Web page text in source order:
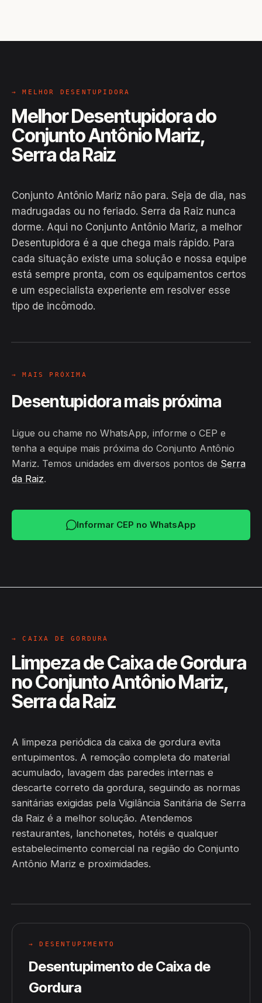
→ MELHOR DESENTUPIDORA
Melhor Desentupidora do
Conjunto Antônio Mariz,
Serra da Raiz
Conjunto Antônio Mariz não para. Seja de dia, nas
madrugadas ou no feriado. Serra da Raiz nunca
dorme. Aqui no Conjunto Antônio Mariz, a melhor
Desentupidora é a que chega mais rápido. Para
cada situação existe uma solução e nossa equipe
está sempre pronta, com os equipamentos certos
e um especialista experiente em resolver esse
tipo de incômodo.
Hiroshiro · Conjunto Antônio Mariz,
→ MAIS PRÓXIMA
Desentupidora mais próxima
Ligue ou chame no WhatsApp, informe o CEP e
tenha a equipe mais próxima do Conjunto Antônio
Mariz. Temos unidades em diversos pontos de Serra
da Raiz.
Informar CEP no WhatsApp
→ CAIXA DE GORDURA
Limpeza de Caixa de Gordura
no Conjunto Antônio Mariz,
Serra da Raiz
A limpeza periódica da caixa de gordura evita
entupimentos. A remoção completa do material
acumulado, lavagem das paredes internas e
descarte correto da gordura, seguindo as normas
sanitárias exigidas pela Vigilância Sanitária de Serra
da Raiz é a melhor solução. Atendemos
restaurantes, lanchonetes, hotéis e qualquer
estabelecimento comercial na região do Conjunto
Antônio Mariz e proximidades.
→ DESENTUPIMENTO
Desentupimento de Caixa de
Gordura